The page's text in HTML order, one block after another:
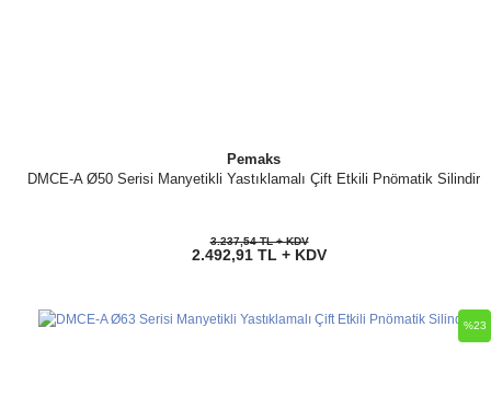
Pemaks
DMCE-A Ø50 Serisi Manyetikli Yastıklamalı Çift Etkili Pnömatik Silindir
3.237,54 TL + KDV
2.492,91 TL + KDV
%23